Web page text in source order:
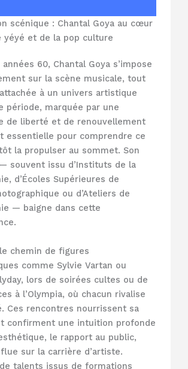
scénique : Chantal Goya au cœur
yéyé et de la pop culture
60, Chantal Goya s’impose
sur la scène musicale, tout
à un univers artistique
période, marquée par une
de liberté et de renouvellement
essentielle pour comprendre ce
la propulser au sommet. Son
souvent issu d’Instituts de la
d’Écoles Supérieures de
ou d’Ateliers de
— baigne dans cette
chemin de figures
comme Sylvie Vartan ou
lors de soirées cultes ou de
à l’Olympia, où chacun rivalise
Ces rencontres nourrissent sa
confirment une intuition profonde
le rapport au public,
sur la carrière d’artiste.
de talents issus de formations